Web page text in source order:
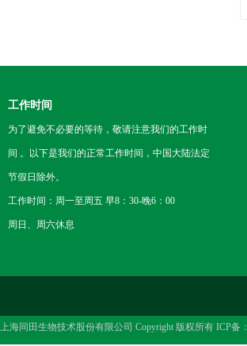
工作时间
为了避免不必要的等待，敬请注意我们的工作时
间 。以下是我们的正常工作时间，中国大陆法定
节假日除外。
工作时间：周一至周五 早8：30-晚6：00
周日、周六休息
上海同田生物技术股份有限公司 Copyright 版权所有 ICP备：